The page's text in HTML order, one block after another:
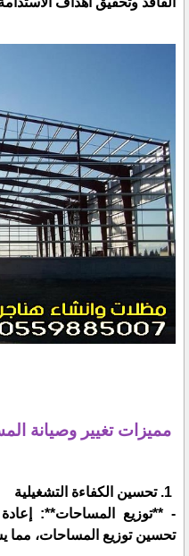
مميزات تغيير وصيانة
- **توزيع المساحات**:
تحسين توزيع المساحات، مما